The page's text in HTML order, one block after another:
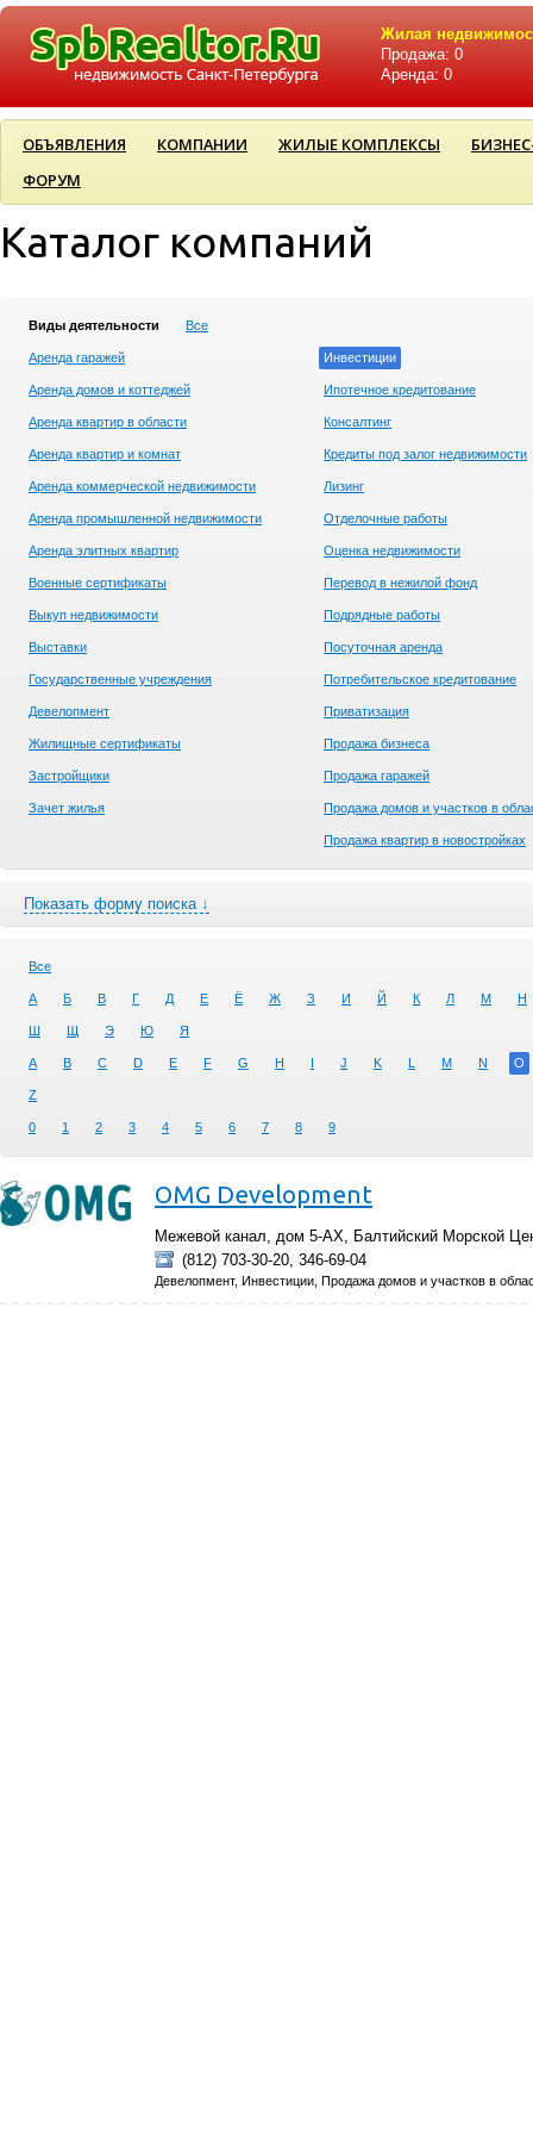
Жилая
Продажа: 0
Аренда: 0
ОБЪЯВЛЕНИЯ КОМПАНИИ ЖИЛЫЕ КОМПЛЕКСЫ
ФОРУМ
Каталог компаний
Виды деятельности Все
Аренда гаражей
Аренда домов и коттеджей
Аренда квартир в области
Аренда квартир и комнат
Аренда коммерческой недвижимости
Аренда промышленной недвижимости
Аренда элитных квартир
Военные сертификаты
Выкуп недвижимости
Выставки
Государственные учреждения
Девелопмент
Жилищные сертификаты
Застройщики
Зачет жилья
Инвестиции
Ипотечное кредитование
Консалтинг
Кредиты под залог недвижимости
Лизинг
Отделочные работы
Оценка недвижимости
Перевод в нежилой фонд
Подрядные работы
Посуточная аренда
Потребительское кредитование
Приватизация
Продажа бизнеса
Продажа гаражей
Продажа домов и участков в
Продажа квартир в новостройках
Показать форму поиска ↓
Все
А Б В Г Д Е Ё Ж З И Й К Л М Н
Ш Щ Э Ю Я
A B C D E F G H I J K L M N O
Z
0 1 2 3 4 5 6 7 8 9
OMG Development
Межевой канал, дом 5-АХ, Балтийский Морской
(812) 703-30-20, 346-69-04
Девелопмент, Инвестиции, Продажа домов и участков в